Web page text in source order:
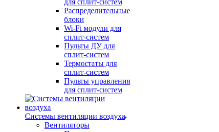
для сплит-систем
Распределительные
блоки
Wi-Fi модули для
сплит-систем
Пульты ДУ для
сплит-систем
Термостаты для
сплит-систем
Пульты управления
для сплит-систем
Системы вентиляции воздуха
Вентиляторы